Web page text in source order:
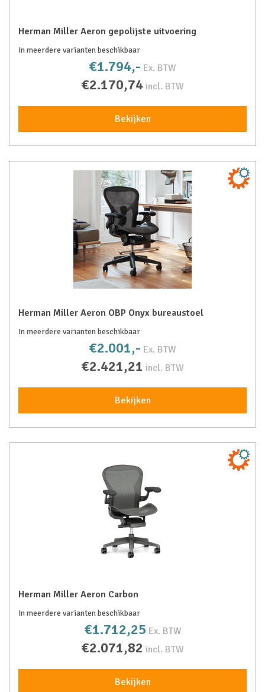
Herman Miller Aeron gepolijste uitvoering
In meerdere varianten beschikbaar
€1.794,- Ex. BTW
€2.170,74 incl. BTW
Bekijken
Herman Miller Aeron OBP Onyx bureaustoel
In meerdere varianten beschikbaar
€2.001,- Ex. BTW
€2.421,21 incl. BTW
Bekijken
Herman Miller Aeron Carbon
In meerdere varianten beschikbaar
€1.712,25 Ex. BTW
€2.071,82 incl. BTW
Bekijken